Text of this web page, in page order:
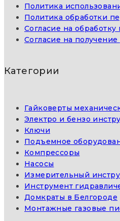
Политика
Политика обработки
Согласие на
Согласие на
Категории
Гайковерты
Электро и бензо
Ключи
Подъемное
Компрессоры
Насосы
Измерительный
Инструмент
Домкраты в Белгороде
Монтажные газовые